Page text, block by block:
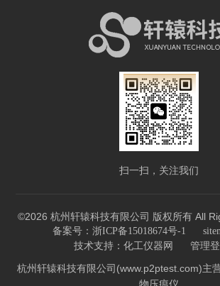
扫一扫，关注我们
©2026 杭州轩辕科技有限公司 版权所有 All
备案号：浙ICP备15018674号-1
技术支持： 化工仪器网 管理
杭州轩辕科技有限公司(www.p2ptest.com)主